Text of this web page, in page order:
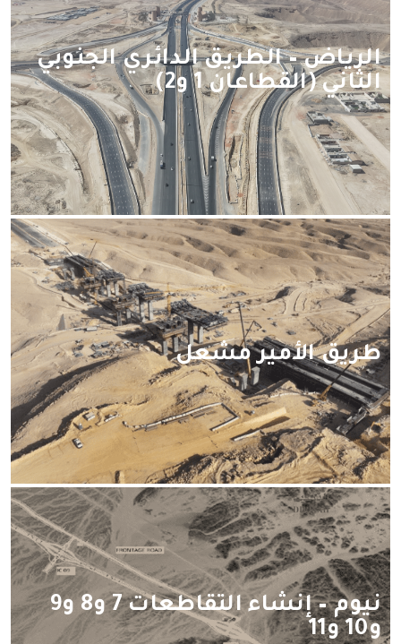
الرياض – الطريق الدائري الجنوبي
الثاني (القطاعان 1 و2)
طريق الأمير مشعل
نيوم – إنشاء التقاطعات 7 و8 و9
و10 و11
الحالة:
الموقع
←